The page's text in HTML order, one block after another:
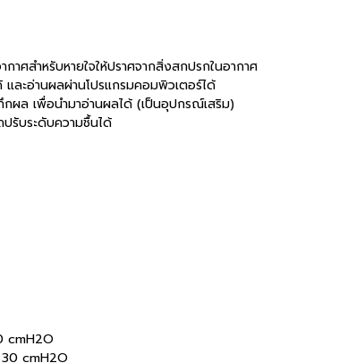
ศสำหรับหายใจให้ปราศจากสิ่งสกปรกในอากาศ
ละอ่านผลผ่านโปรแกรมคอมพิวเตอร์ได้
ผล เพื่อนำมาอ่านผลได้ (เป็นอุปกรณ์เสริม)
รับระดับความชื้นได้
cmH2O
30 cmH2O